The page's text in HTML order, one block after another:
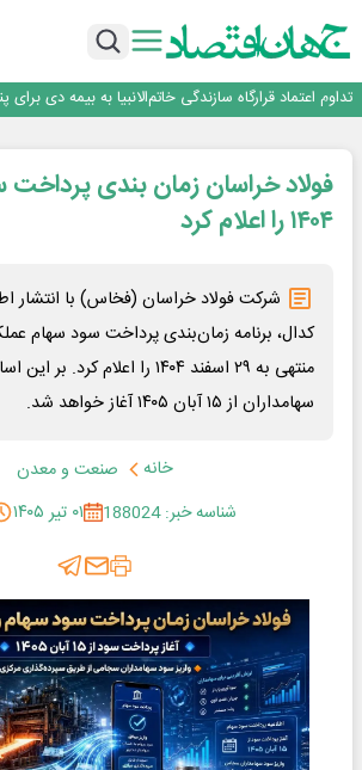
هم‌افزایی تامین سرمایه تمدن و رسانه‌ها برای توسعه بازار
تداوم اعتماد قرارگاه سازندگی خاتم‌الانبیا به بیمه دی
آموزش بر مبنای نیاز بازار کار؛ محور اصلی طرح
هم‌افزایی تامین سرمایه تمدن و رسانه‌ها برای توسعه بازار
اعتماد، مهم‌ترین سرمایه بانک و رسانه است
فولاد خراسان زمان بندی
۱۴۰۴ را اعلام کرد
شرکت فولاد خراسان (فخاس) با انتشار
کدال، برنامه زمان‌بندی پرداخت سود سهام
منتهی به ۲۹ اسفند ۱۴۰۴ را اعلام
سهامداران از ۱۵ آبان ۱۴۰۵ آغاز خواهد شد.
خانه
صنعت و معدن
شناسه خبر: 188024
۰۱ تیر ۱۴۰۵